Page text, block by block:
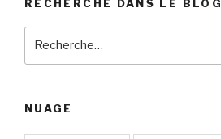
RECHERCHE DANS LE BLOG
NUAGE